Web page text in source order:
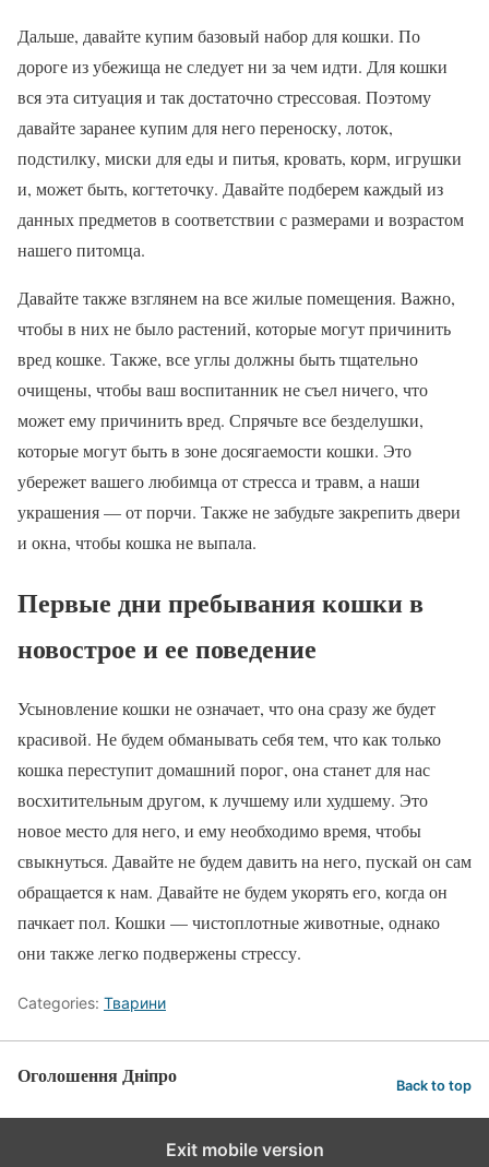
Дальше, давайте купим базовый набор для кошки. По
дороге из убежища не следует ни за чем идти. Для кошки
вся эта ситуация и так достаточно стрессовая. Поэтому
давайте заранее купим для него переноску, лоток,
подстилку, миски для еды и питья, кровать, корм, игрушки
и, может быть, когтеточку. Давайте подберем каждый из
данных предметов в соответствии с размерами и возрастом
нашего питомца.
Давайте также взглянем на все жилые помещения. Важно,
чтобы в них не было растений, которые могут причинить
вред кошке. Также, все углы должны быть тщательно
очищены, чтобы ваш воспитанник не съел ничего, что
может ему причинить вред. Спрячьте все безделушки,
которые могут быть в зоне досягаемости кошки. Это
убережет вашего любимца от стресса и травм, а наши
украшения — от порчи. Также не забудьте закрепить двери
и окна, чтобы кошка не выпала.
Первые дни пребывания кошки в
новострое и ее поведение
Усыновление кошки не означает, что она сразу же будет
красивой. Не будем обманывать себя тем, что как только
кошка переступит домашний порог, она станет для нас
восхитительным другом, к лучшему или худшему. Это
новое место для него, и ему необходимо время, чтобы
свыкнуться. Давайте не будем давить на него, пускай он сам
обращается к нам. Давайте не будем укорять его, когда он
пачкает пол. Кошки — чистоплотные животные, однако
они также легко подвержены стрессу.
Categories: Тварини
Оголошення Дніпро Back to top
Exit mobile version